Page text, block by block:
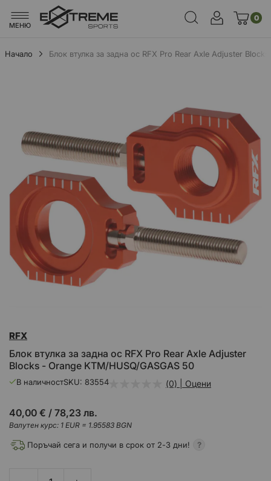
МЕНЮ
0
Начало
Блок втулка за задна ос RFX Pro Rear Axle Adjuster
изображенията
към
на
галерия
със
Блок втулка за задна ос RFX Pro Rear Axle Adjuster
Blocks - Orange KTM/HUSQ/GASGAS 50
RFX
В наличностSKU 83554 (0) | Оцени
40,00 € / 78,23 лв.
Валутен курс: 1 EUR = 1.95583 BGN
Поръчай сега и получи в срок от 2-3 дни!